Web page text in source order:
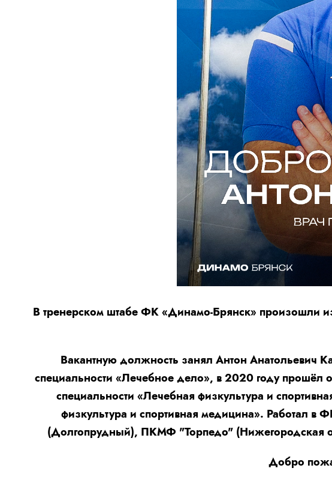
В тренерском штабе ФК «Динамо-Брянск» произошли
Вакантную должность занял Антон Анатольевич
специальности «Лечебное дело», в 2020 году прошёл
специальности «Лечебная физкультура и
физкультура и спортивная медицина». Работал
(Долгопрудный), ПКМФ "Торпедо" (Нижегородская
Добро